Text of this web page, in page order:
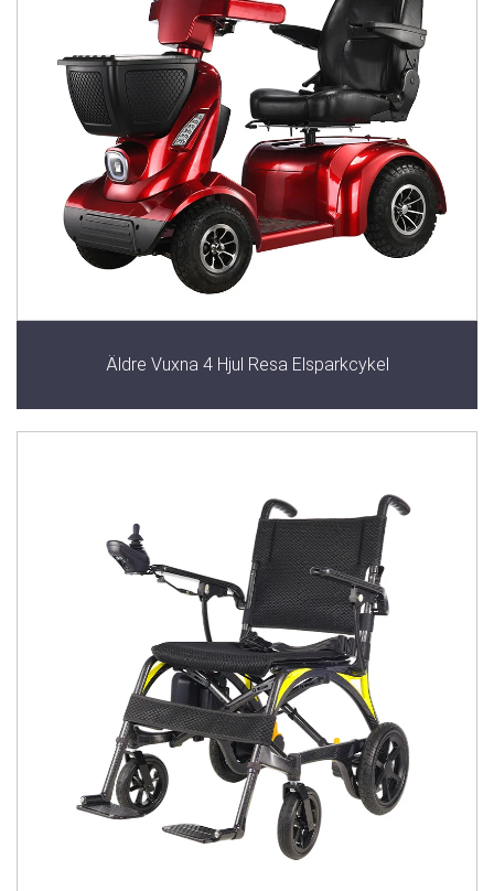
Äldre Vuxna 4 Hjul Resa Elsparkcykel